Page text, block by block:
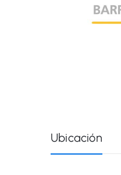
Ubicación